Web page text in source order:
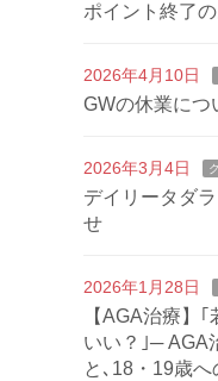
ポイント終了
2026年4月10日
GWの休業につ
2026年3月4日
デイリータダ
せ
2026年1月28日
【AGA治療】
いい？｣─ AGA
と､18・19歳へ